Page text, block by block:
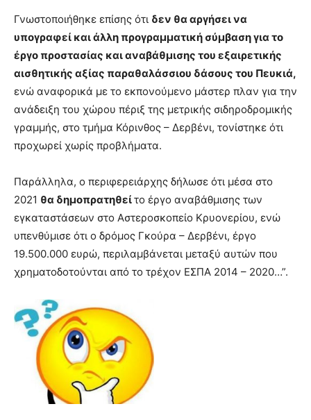
Γνωστοποιήθηκε επίσης ότι δεν θα αργήσει να
υπογραφεί και άλλη προγραμματική σύμβαση για το
έργο προστασίας και αναβάθμισης του εξαιρετικής
αισθητικής αξίας παραθαλάσσιου δάσους του Πευκιά,
ενώ αναφορικά με το εκπονούμενο μάστερ πλαν για την
ανάδειξη του χώρου πέριξ της μετρικής σιδηροδρομικής
γραμμής, στο τμήμα Κόρινθος – Δερβένι, τονίστηκε ότι
προχωρεί χωρίς προβλήματα.
Παράλληλα, ο περιφερειάρχης δήλωσε ότι μέσα στο
2021 θα δημοπρατηθείτο έργο αναβάθμισης των
εγκαταστάσεων στο Αστεροσκοπείο Κρυονερίου, ενώ
υπενθύμισε ότι ο δρόμος Γκούρα – Δερβένι, έργο
19.500.000 ευρώ, περιλαμβάνεται μεταξύ αυτών που
χρηματοδοτούνται από το τρέχον ΕΣΠΑ 2014 – 2020…”.